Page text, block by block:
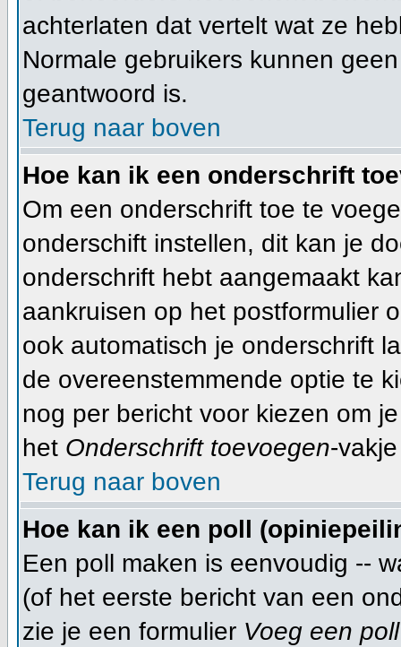
achterlaten dat vertelt wat ze
Normale gebruikers kunnen
geantwoord is.
Terug naar boven
Hoe kan ik een onderschrift
Om een onderschrift toe te
onderschift instellen, dit kan je
onderschrift hebt aangemaakt
aankruisen op het postformulier
ook automatisch je onderschrift
de overeenstemmende optie te
nog per bericht voor kiezen om
het Onderschrift toevoegen-
Terug naar boven
Hoe kan ik een poll
Een poll maken is eenvoudig --
(of het eerste bericht van een
zie je een formulier Voeg een